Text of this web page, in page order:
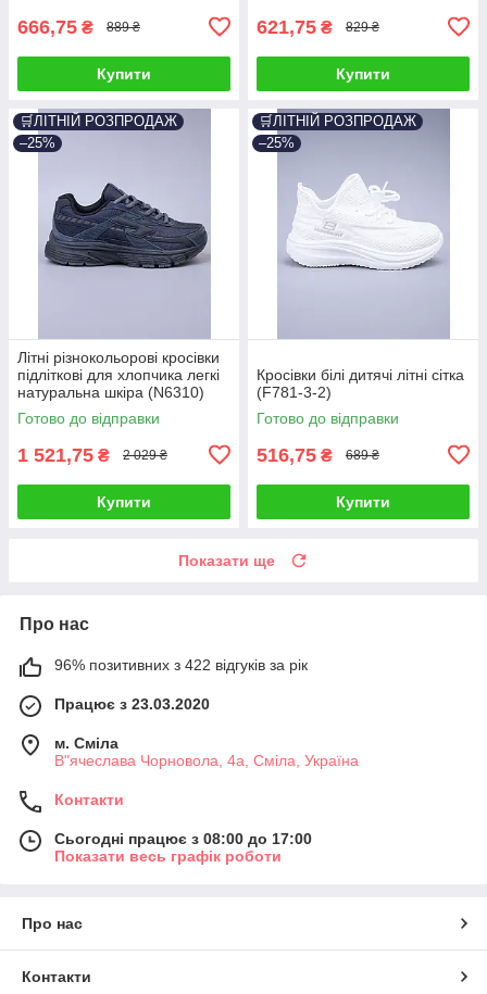
666,75 ₴ 889 ₴
Купити
621,75 ₴ 829 ₴
Купити
🛒ЛІТНІЙ РОЗПРОДАЖ
–25%
Літні різнокольорові кросівки
підліткові для хлопчика легкі
натуральна шкіра (N6310)
Готово до відправки
1 521,75 ₴ 2 029 ₴
Купити
🛒ЛІТНІЙ РОЗПРОДАЖ
–25%
Кросівки білі дитячі літні сітка
(F781-3-2)
Готово до відправки
516,75 ₴ 689 ₴
Купити
Показати ще
Про нас
96% позитивних з 422 відгуків за рік
Працює з 23.03.2020
м. Сміла
В"ячеслава Чорновола, 4а, Сміла, Україна
Контакти
Сьогодні працює з 08:00 до 17:00
Показати весь графік роботи
Про нас
Контакти